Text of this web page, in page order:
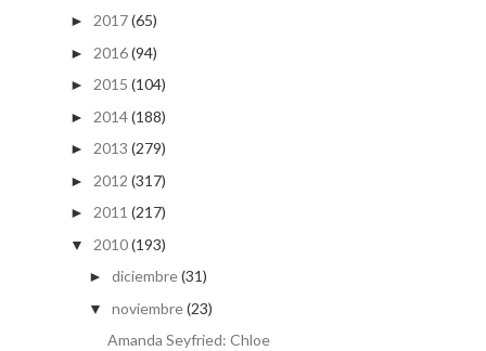
► 2017(65)
► 2016(94)
► 2015 (104)
► 2014(188)
► 2013 (279)
► 2012 (317)
► 2011 (217)
▼ 2010(193)
► diciembre(31)
▼ noviembre(23)
Amanda Seyfried: Chloe